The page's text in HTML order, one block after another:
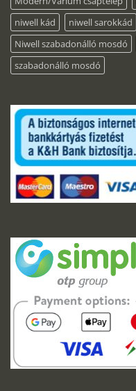
niwell kád
niwell sarokkád
Niwell szabadonálló mosdó
szabadonálló mosdó